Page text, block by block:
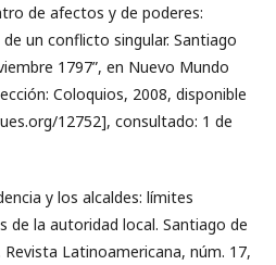
de afectos y de poderes:
un conflicto singular. Santiago
1797”, en Nuevo Mundo
Coloquios, 2008, disponible
12752], consultado: 1 de
y los alcaldes: límites
de la autoridad local. Santiago de
Revista Latinoamericana, núm. 17,